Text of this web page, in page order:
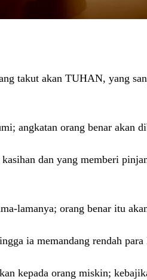
takut akan TUHAN, yang
angkatan orang benar akan
dan yang memberi
lamanya; orang benar itu
ia memandang rendah para
kepada orang miskin;